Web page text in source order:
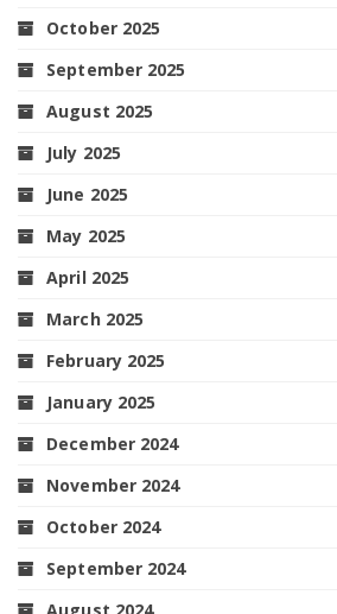
October 2025
September 2025
August 2025
July 2025
June 2025
May 2025
April 2025
March 2025
February 2025
January 2025
December 2024
November 2024
October 2024
September 2024